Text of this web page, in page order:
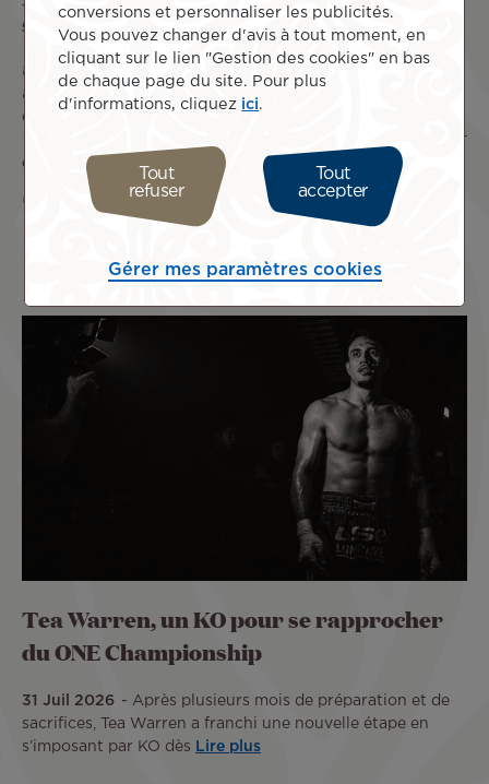
gratitude va également à Te Pari Explorer et Terehaunui
Teahupo’o, qui contribuent à financer mes déplacements
tout en participant activement au développement du
tourisme à Tahiti grâce à leurs hébergements et
excursions au Te Pari. Et bien sûr, un immense merci à Air
Tahiti Nui, qui me permet de voyager à travers le monde et
de vivre pleinement ma passion. »
© Taruia Krainer / Vahine Photos
Tea Warren, un KO pour se rapprocher
du ONE Championship
31 Juil 2026
Après plusieurs mois de préparation et de
sacrifices, Tea Warren a franchi une nouvelle étape en
s’imposant par KO dès
Lire plus
conversions et personnaliser les publicités.
Vous pouvez changer d'avis à tout moment, en
cliquant sur le lien "Gestion des cookies" en bas
de chaque page du site. Pour plus
d'informations, cliquez ici
Tout
refuser
Tout
accepter
Gérer mes paramètres cookies